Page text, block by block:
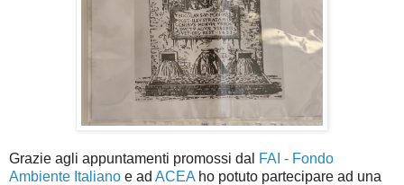
Grazie agli appuntamenti promossi dal
FAI - Fondo
Ambiente Italiano e ad ACEA ho potuto partecipare ad una